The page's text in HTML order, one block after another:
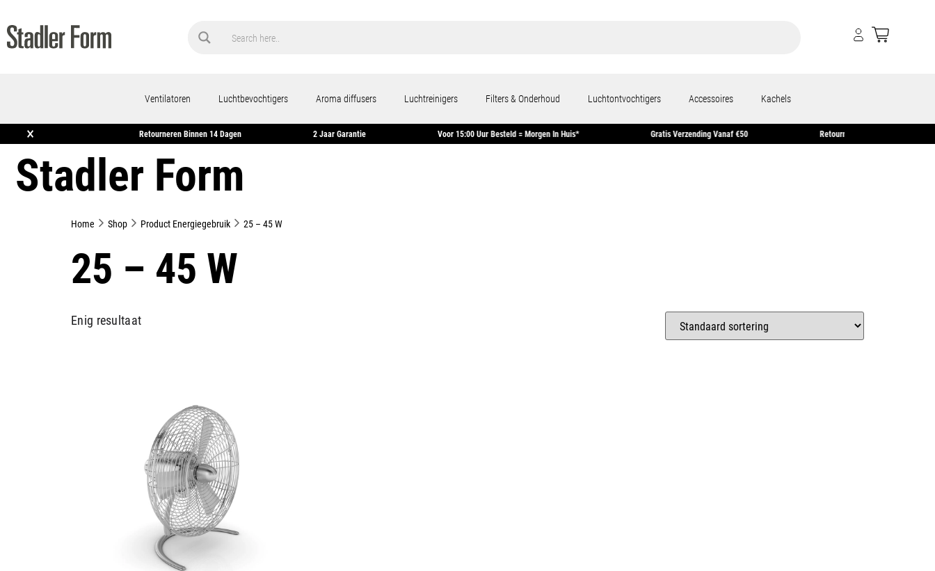
Ventilatoren Luchtbevochtigers Aroma diffusers Luchtreinigers Filters & Onderhoud Luchtontvochtigers Accessoires Kachels
×
Gratis Verzending Vanaf €50 Retourneren Binnen 14 Dagen 2 Jaar Garantie Voor 15:00 Uur Besteld = Morgen In Huis* Gratis Verzending Vanaf €50
Stadler Form
Home Shop Product Energiegebruik 25 – 45 W
25 – 45 W
Enig resultaat